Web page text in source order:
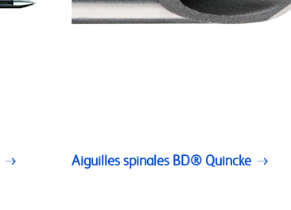
Aiguilles spinales BD® Quincke